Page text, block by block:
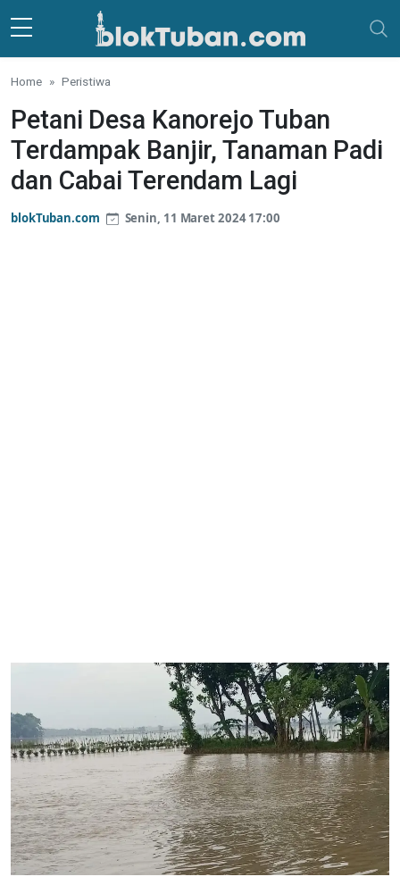
Skip to main content
Home Peristiwa
Petani Desa Kanorejo Tuban
Terdampak Banjir, Tanaman Padi
dan Cabai Terendam Lagi
blokTuban.com Senin, 11 Maret 2024 17:00